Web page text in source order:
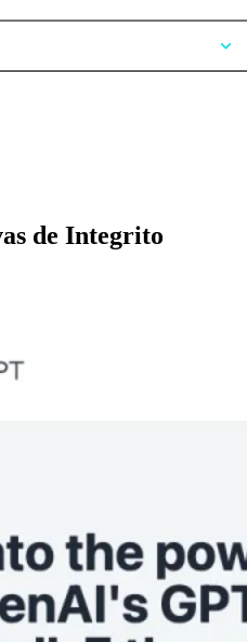
de Integrito